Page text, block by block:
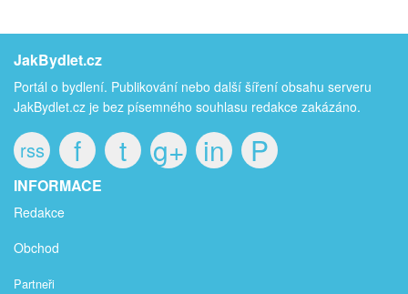
JakBydlet.cz
Portál o bydlení. Publikování nebo další šíření obsahu serveru
JakBydlet.cz je bez písemného souhlasu redakce zakázáno.
rss f t g+ in P
INFORMACE
Redakce
Obchod
Partneři